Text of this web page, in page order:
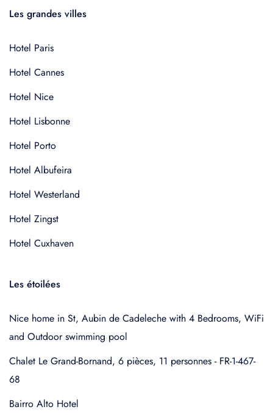
Les grandes villes
Hotel Paris
Hotel Cannes
Hotel Nice
Hotel Lisbonne
Hotel Porto
Hotel Albufeira
Hotel Westerland
Hotel Zingst
Hotel Cuxhaven
Les étoilées
Nice home in St, Aubin de Cadeleche with 4 Bedrooms, WiFi
and Outdoor swimming pool
Chalet Le Grand-Bornand, 6 pièces, 11 personnes - FR-1-467-
68
Bairro Alto Hotel